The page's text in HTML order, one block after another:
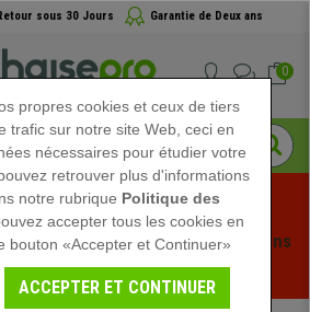
sous 30 Jours Garantie de Deux ans
0
chez Chaisepro ! Des réductions
une durée limitée - Voir l'offre
propres cookies et ceux de tiers
trafic sur notre site Web, ceci en
nécessaires pour étudier votre
retrouver plus d'informations
notre rubrique Politique des
accepter tous les cookies en
bouton «Accepter et Continuer»
ACCEPTER ET CONTINUER